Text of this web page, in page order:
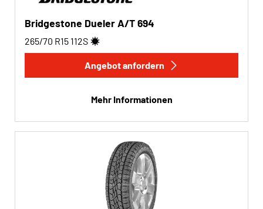
Bridgestone Dueler A/T 694
265/70 R15 112S
Angebot anfordern
Mehr Informationen